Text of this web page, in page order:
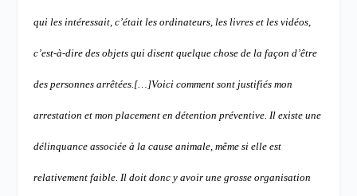
qui les intéressait, c’était les ordinateurs, les livres et les vidéos,
c’est-à-dire des objets qui disent quelque chose de la façon d’être
des personnes arrêtées.[…]Voici comment sont justifiés mon
arrestation et mon placement en détention préventive. Il existe une
délinquance associée à la cause animale, même si elle est
relativement faible. Il doit donc y avoir une grosse organisation